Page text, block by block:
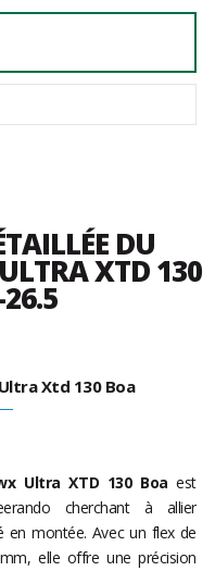
DU
XTD 130
Xtd 130 Boa
Ultra XTD 130 Boa est
cherchant à allier
en montée. Avec un flex de
elle offre une précision